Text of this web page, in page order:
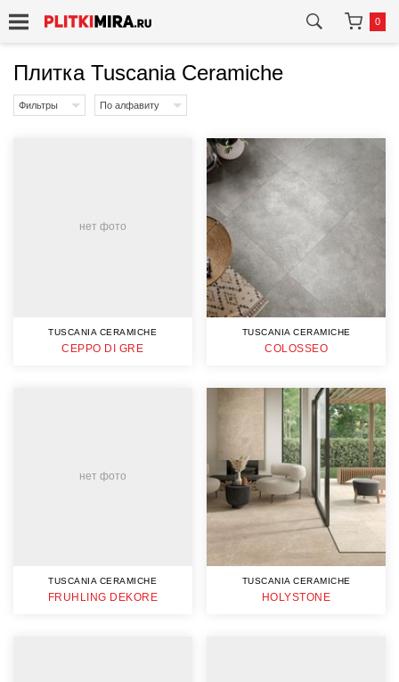
0
Плитка Tuscania Ceramiche
Фильтры По алфавиту
нет фото
TUSCANIA CERAMICHE
CEPPO DI GRE
TUSCANIA CERAMICHE
COLOSSEO
нет фото
TUSCANIA CERAMICHE
FRUHLING DEKORE
TUSCANIA CERAMICHE
HOLYSTONE